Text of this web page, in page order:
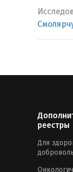
реестры
Для